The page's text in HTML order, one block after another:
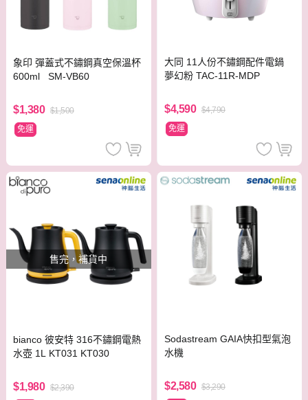
象印 彈蓋式不鏽鋼真空保溫杯
600ml SM-VB60
$1,380 $1,500
免運
大同 11人份不鏽鋼配件電鍋
夢幻粉 TAC-11R-MDP
$4,590 $4,790
免運
售完，補貨中
bianco 彼安特 316不鏽鋼電熱
水壺 1L KT031 KT030
$1,980 $2,390
Sodastream GAIA快扣型氣泡
水機
$2,580 $3,290